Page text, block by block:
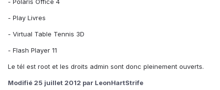
- Polaris Office 4
- Play Livres
- Virtual Table Tennis 3D
- Flash Player 11
Le tél est root et les droits admin sont donc pleinement ouverts.
Modifié 25 juillet 2012 par LeonHartStrife